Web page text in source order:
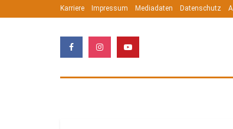
Karriere Impressum Mediadaten Datenschutz